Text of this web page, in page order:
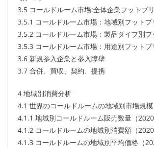
3.5 コールドルーム市場:全体企業フットプ
3.5.1 コールドルーム市場：地域別フットプ
3.5.2 コールドルーム市場：製品タイプ別フ
3.5.3 コールドルーム市場：用途別フットプ
3.6 新規参入企業と参入障壁
3.7 合併、買収、契約、提携
4 地域別消費分析
4.1 世界のコールドルームの地域別市場規模
4.1.1 地域別コールドルーム販売数量（2020
4.1.2 コールドルームの地域別消費額（2020
4.1.3 コールドルームの地域別平均価格（